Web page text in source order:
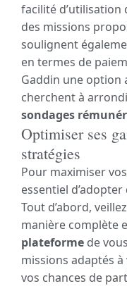
facilité d’utilisation
des missions
soulignent
en termes de
Gaddin une option
cherchent à
sondages
Optimiser ses
stratégies
Pour maximiser vos
essentiel
Tout d’abord,
manière complète
plateforme de
missions adaptés
vos chances de